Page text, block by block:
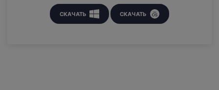
СКАЧАТЬ СКАЧАТЬ